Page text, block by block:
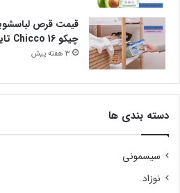
قیمت قرص
چیکو Chicco 16 تایی
3 هفته پیش
دسته بندی ها
سیسمونی
نوزاد